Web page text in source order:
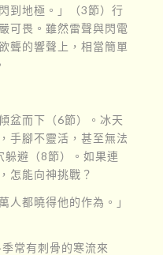
到地極。」（3節）行
可畏。雖然雷聲與閃電
聾的響聲上，相當簡單
盆而下（6節）。冰天
手腳不靈活，甚至無法
躲避（8節）。如果連
怎能向神挑戰？
人都曉得他的作為。」
常有刺骨的寒流來